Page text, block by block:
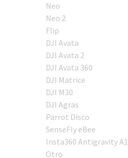
Neo
Neo 2
Flip
DJI Avata
DJI Avata 2
DJI Avata 360
DJI Matrice
DJI M30
DJI Agras
Parrot Disco
SenseFly eBee
Insta360 Antigravity A1
Otro